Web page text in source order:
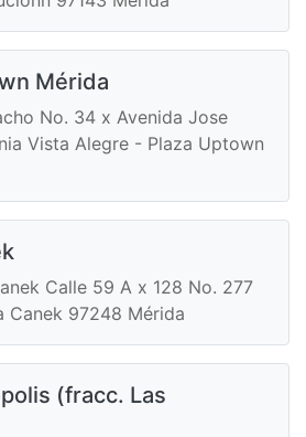
Mérida
No. 34 x Avenida Jose
Vista Alegre - Plaza Uptown
Calle 59 A x 128 No. 277
Canek 97248 Mérida
(fracc. Las